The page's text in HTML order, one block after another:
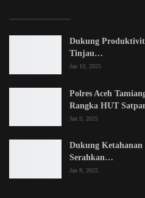
Dukung
Tinjau…
Jan 10, 2025
Polres Aceh
Rangka HUT
Jan 9, 2025
Dukung Ketahanan
Serahkan…
Jan 8, 2025